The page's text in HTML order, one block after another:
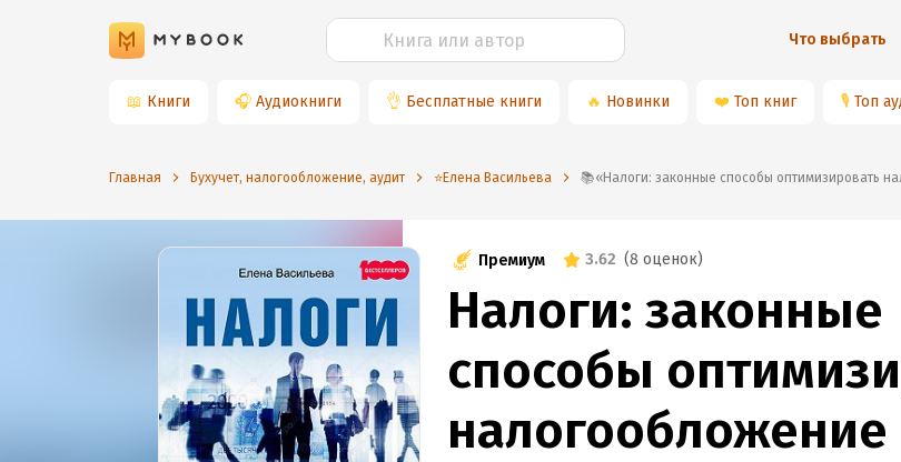
Что выбрать
📖 Книги 🎧 Аудиокниги 👌 Бесплатные книги 🔥 Новинки ❤️ Топ книг 🎙 Топ
Главная Бухучет, налогообложение, аудит ⭐️Елена Васильева 📚«Налоги: законные способы оптимизировать
Премиум 3.62 (8 оценок)
Налоги: законные
способы
налогообложение